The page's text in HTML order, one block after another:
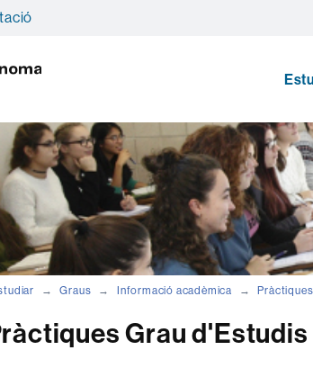
B
Graus Informació acadèmica
Grau